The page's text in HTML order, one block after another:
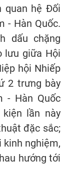
quan hệ Đối
- Hàn Quốc.
dấu chặng
lưu giữa Hội
hội Nhiếp
2 trưng bày
- Hàn Quốc
lần này
đặc sắc;
kinh nghiệm,
hướng tới